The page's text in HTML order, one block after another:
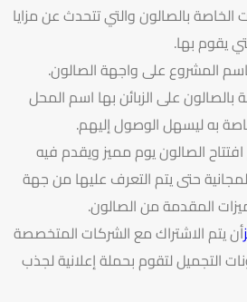
الخاصة بالصالون والتي تتحدث عن مزايا
يقوم بها.
المشروع على واجهة الصالون.
على الزبائن بها اسم المحل
به ليسهل الوصول إليهم.
الصالون يوم مميز ويقدم فيه
حتى يتم التعرف عليها من جهة
المقدمة من الصالون.
أن يتم الاشتراك مع الشركات المتخصصة
التجميل لتقوم بحملة إعلانية لجذب